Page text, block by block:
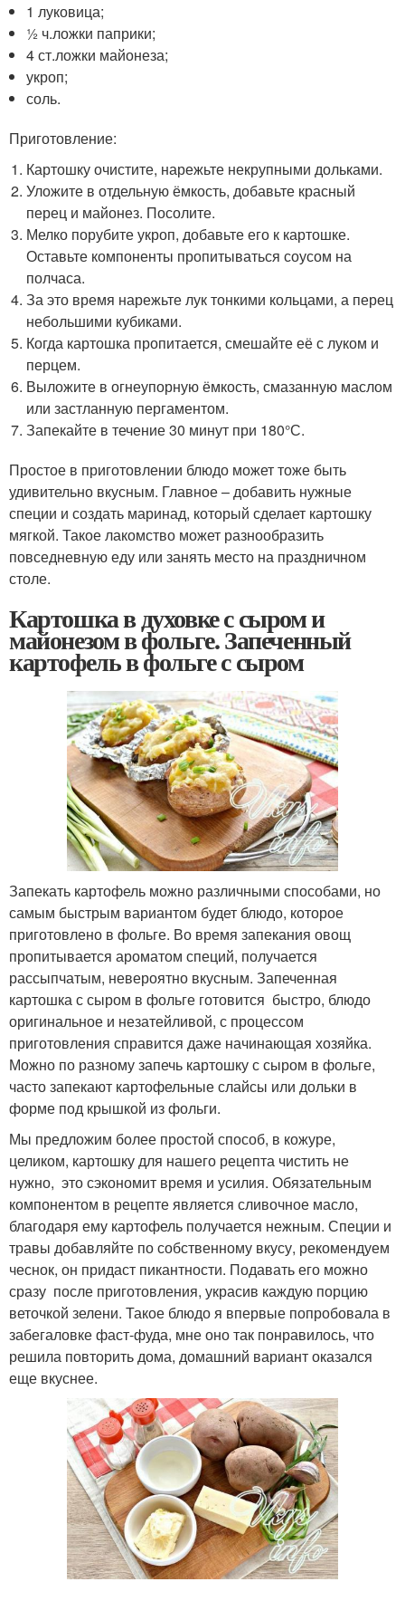
1 луковица;
½ ч.ложки паприки;
4 ст.ложки майонеза;
укроп;
соль.
Приготовление:
Картошку очистите, нарежьте некрупными дольками.
Уложите в отдельную ёмкость, добавьте красный
перец и майонез. Посолите.
Мелко порубите укроп, добавьте его к картошке.
Оставьте компоненты пропитываться соусом на
полчаса.
За это время нарежьте лук тонкими кольцами, а перец
небольшими кубиками.
Когда картошка пропитается, смешайте её с луком и
перцем.
Выложите в огнеупорную ёмкость, смазанную маслом
или застланную пергаментом.
Запекайте в течение 30 минут при 180°С.
Простое в приготовлении блюдо может тоже быть
удивительно вкусным. Главное – добавить нужные
специи и создать маринад, который сделает картошку
мягкой. Такое лакомство может разнообразить
повседневную еду или занять место на праздничном
столе.
Картошка в духовке с сыром и
майонезом в фольге. Запеченный
картофель в фольге с сыром
Запекать картофель можно различными способами, но
самым быстрым вариантом будет блюдо, которое
приготовлено в фольге. Во время запекания овощ
пропитывается ароматом специй, получается
рассыпчатым, невероятно вкусным. Запеченная
картошка с сыром в фольге готовится быстро, блюдо
оригинальное и незатейливой, с процессом
приготовления справится даже начинающая хозяйка.
Можно по разному запечь картошку с сыром в фольге,
часто запекают картофельные слайсы или дольки в
форме под крышкой из фольги.
Мы предложим более простой способ, в кожуре,
целиком, картошку для нашего рецепта чистить не
нужно, это сэкономит время и усилия. Обязательным
компонентом в рецепте является сливочное масло,
благодаря ему картофель получается нежным. Специи и
травы добавляйте по собственному вкусу, рекомендуем
чеснок, он придаст пикантности. Подавать его можно
сразу после приготовления, украсив каждую порцию
веточкой зелени. Такое блюдо я впервые попробовала в
забегаловке фаст-фуда, мне оно так понравилось, что
решила повторить дома, домашний вариант оказался
еще вкуснее.